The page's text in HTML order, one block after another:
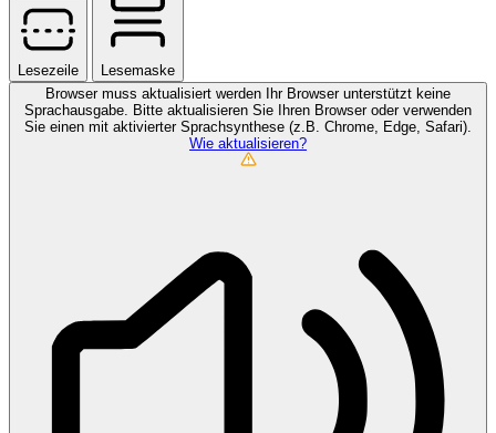
Lesezeile
Lesemaske
Browser muss aktualisiert werden Ihr Browser unterstützt keine
Sprachausgabe. Bitte aktualisieren Sie Ihren Browser oder verwenden
Sie einen mit aktivierter Sprachsynthese (z.B. Chrome, Edge, Safari).
Wie aktualisieren?